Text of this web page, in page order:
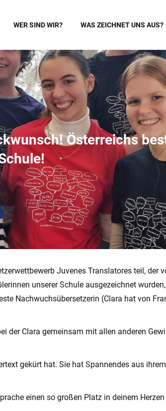
WER SIND WIR? WAS ZEICHNET UNS AUS?
Österreichs
Juvenes Translatores teil, der
unserer Schule ausgezeichnet
Nachwuchsübersetzerin (Clara hat von
der Clara gemeinsam mit allen anderen
gekürt hat. Sie hat Spannendes aus
einen so großen Platz in deinem